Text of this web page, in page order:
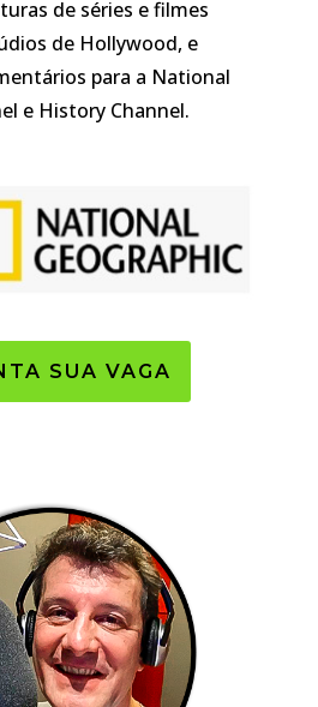
de séries e filmes
de Hollywood, e
para a National
e History Channel.
SUA VAGA